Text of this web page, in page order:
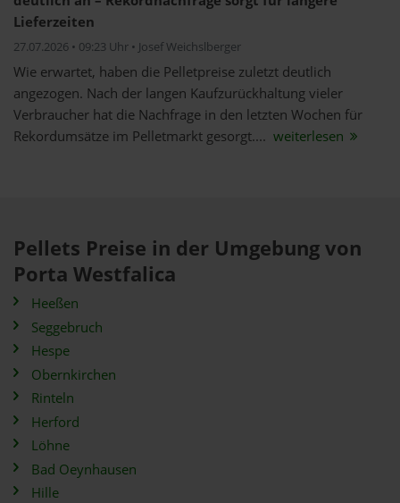
Lieferzeiten
27.07.2026 • 09:23 Uhr • Josef Weichslberger
Wie erwartet, haben die Pelletpreise zuletzt deutlich
angezogen. Nach der langen Kaufzurückhaltung vieler
Verbraucher hat die Nachfrage in den letzten Wochen für
Rekordumsätze im Pelletmarkt gesorgt.... weiterlesen
Pellets Preise in der Umgebung von
Porta Westfalica
Heeßen
Seggebruch
Hespe
Obernkirchen
Rinteln
Herford
Löhne
Bad Oeynhausen
Hille